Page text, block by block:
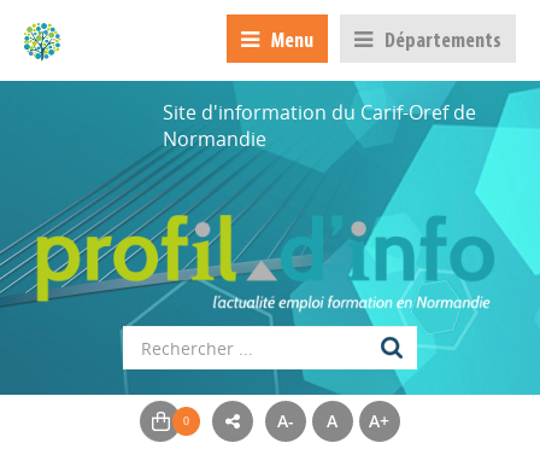
Menu Départements
Site d'information du Carif-Oref de
Normandie
A- A A+